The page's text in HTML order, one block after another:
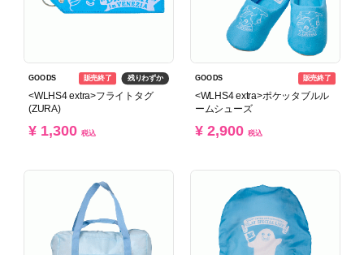
販売終了 残りわずか
GOODS
<WLHS4 extra>フライトタグ
(ZURA)
¥ 1,300 税込
販売終了
GOODS
<WLHS4 extra>ポケッタブルル
ームシューズ
¥ 2,900 税込